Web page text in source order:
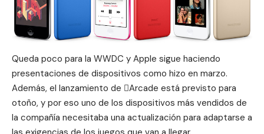
Queda poco para la WWDC y Apple sigue haciendo
presentaciones de dispositivos como hizo en marzo.
Además, el lanzamiento de Arcade está previsto para
otoño, y por eso uno de los dispositivos más vendidos de
la compañía necesitaba una actualización para adaptarse a